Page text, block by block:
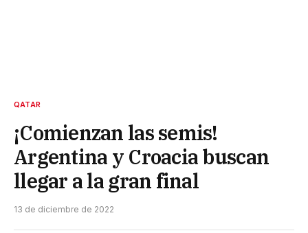
QATAR
¡Comienzan las semis!
Argentina y Croacia buscan
llegar a la gran final
13 de diciembre de 2022